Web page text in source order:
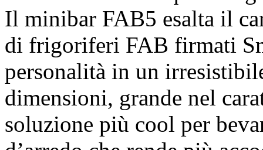
Il minibar FAB5 esalta il
di frigoriferi FAB firmati
personalità in un
dimensioni, grande nel
soluzione più cool per